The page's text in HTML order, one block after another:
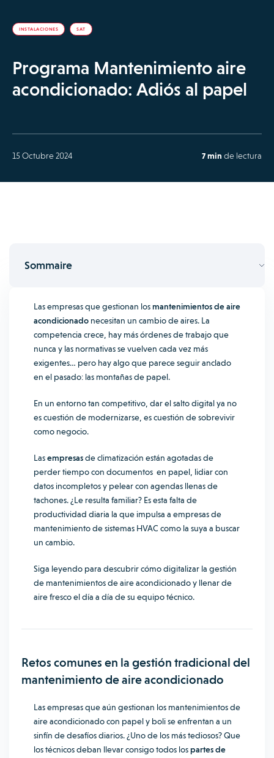
INSTALACIONES SAT
Programa Mantenimiento aire
acondicionado: Adiós al papel
15 Octubre 2024 7 min de lectura
Sommaire
Las empresas que gestionan losmantenimientos de aire
acondicionado necesitan un cambio de aires. La
competencia crece, hay más órdenes de trabajo que
nunca y las normativas se vuelven cada vez más
exigentes… pero hay algo que parece seguir anclado
en el pasado: las montañas de papel.
En un entorno tan competitivo, dar el salto digital ya no
es cuestión de modernizarse, es cuestión de sobrevivir
como negocio.
Lasempresasde climatización están agotadas de
perder tiempo con documentos en papel, lidiar con
datos incompletos y pelear con agendas llenas de
tachones. ¿Le resulta familiar? Es esta falta de
productividad diaria la que impulsa a empresas de
mantenimiento de sistemas HVAC como la suya a buscar
un cambio.
Siga leyendo para descubrir cómo digitalizar la gestión
de mantenimientos de aire acondicionado y llenar de
aire fresco el día a día de su equipo técnico.
Retos comunes en la gestión tradicional del
mantenimiento de aire acondicionado
Las empresas que aún gestionan los mantenimientos de
aire acondicionado con papel y boli se enfrentan a un
sinfín de desafíos diarios. ¿Uno de los más tediosos? Que
los técnicos deban llevar consigo todos lospartes de